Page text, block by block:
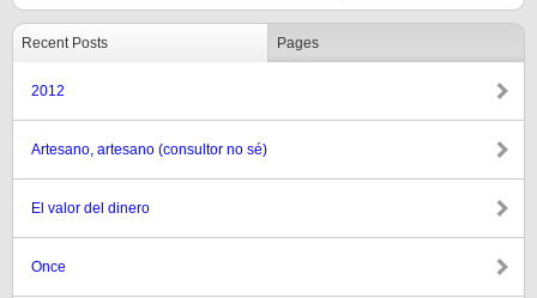
Recent Posts Pages
2012
Artesano, artesano (consultor no sé)
El valor del dinero
Once